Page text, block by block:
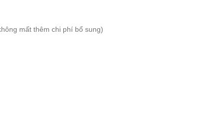
mất thêm chi phí bổ sung)